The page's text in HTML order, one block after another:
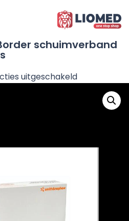
schuimverband
uitgeschakeldvoor